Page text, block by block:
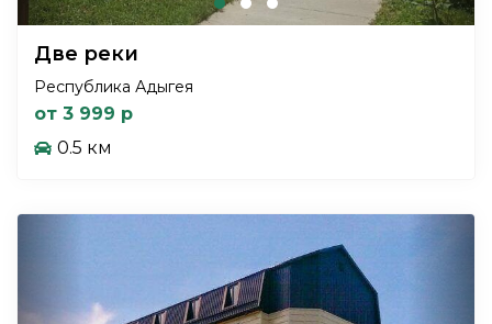
Две реки
Республика Адыгея
от 3 999 р
0.5 км